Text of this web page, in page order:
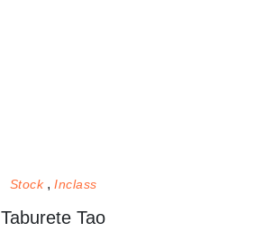
Stock Inclass
Taburete Tao